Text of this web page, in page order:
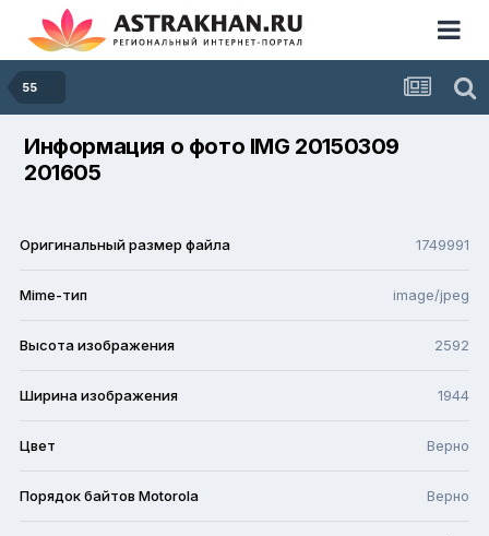
55
Информация о фото IMG 20150309
201605
Оригинальный размер файла 1749991
Mime-тип image/jpeg
Высота изображения 2592
Ширина изображения 1944
Цвет Верно
Порядок байтов Motorola Верно